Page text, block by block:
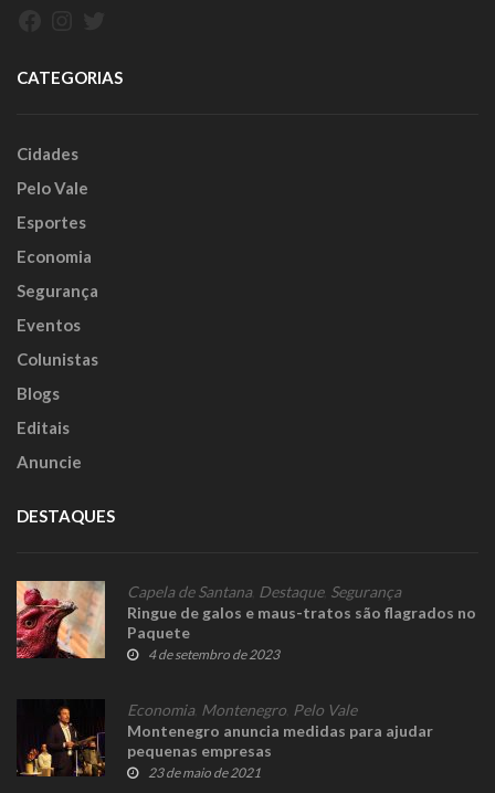
CATEGORIAS
Cidades
Pelo Vale
Esportes
Economia
Segurança
Eventos
Colunistas
Blogs
Editais
Anuncie
DESTAQUES
Capela de Santana, Destaque, Segurança
Ringue de galos e maus-tratos são flagrados no
Paquete
4 de setembro de 2023
Economia, Montenegro Pelo Vale
Montenegro anuncia medidas para ajudar
pequenas empresas
23 de maio de 2021